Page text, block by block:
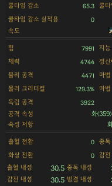
쿨타임 감소
65.3 쿨타
쿨타임 감소 실적용 0
속도
힘 7991 지능
체력 4744 정신
물리 공격 4471 마
물리 크리티컬 129.3% 마
독립 공격 3922
공격 속성
화
속성 저항
출혈 전환 0 중
화상 전환 0 감
출혈 내성 30.5 중독 내성
감전 내성 30.5 빙결 내성